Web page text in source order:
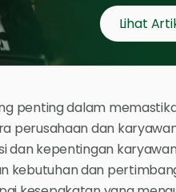
Lihat
penting dalam
perusahaan dan
dan kepentingan
kebutuhan dan